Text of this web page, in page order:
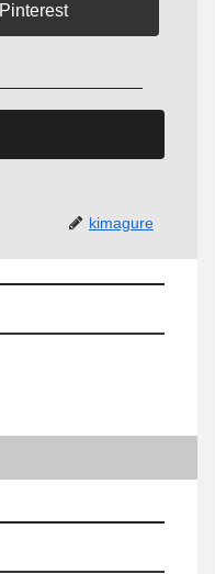
Pinterest
kimagure